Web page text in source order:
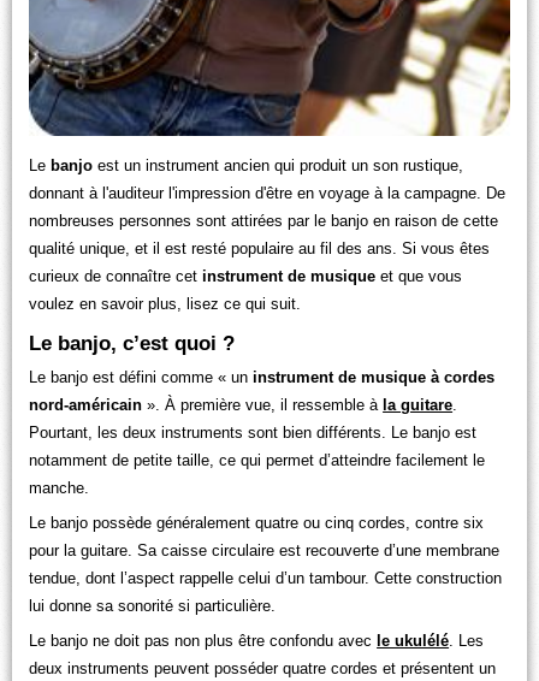
Le banjo est un instrument ancien qui produit un son rustique,
donnant à l'auditeur l'impression d'être en voyage à la campagne. De
nombreuses personnes sont attirées par le banjo en raison de cette
qualité unique, et il est resté populaire au fil des ans. Si vous êtes
curieux de connaître cetinstrument de musique et que vous
voulez en savoir plus, lisez ce qui suit.
Le banjo, c’est quoi ?
Le banjo est défini comme « uninstrument de musique à cordes
nord-américain ». À première vue, il ressemble à la guitare.
Pourtant, les deux instruments sont bien différents. Le banjo est
notamment de petite taille, ce qui permet d’atteindre facilement le
manche.
Le banjo possède généralement quatre ou cinq cordes, contre six
pour la guitare. Sa caisse circulaire est recouverte d’une membrane
tendue, dont l’aspect rappelle celui d’un tambour. Cette construction
lui donne sa sonorité si particulière.
Le banjo ne doit pas non plus être confondu avec le ukulélé. Les
deux instruments peuvent posséder quatre cordes et présentent un